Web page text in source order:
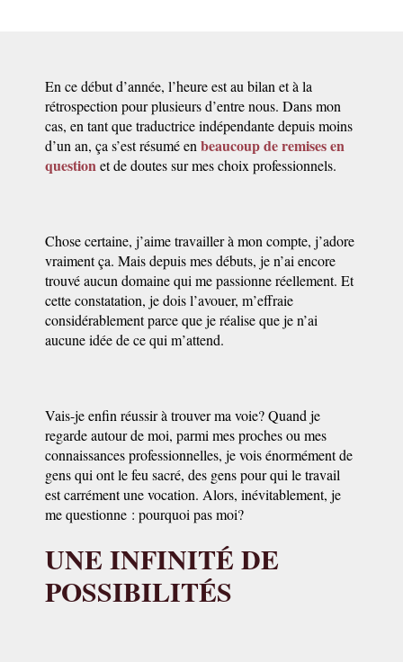
En ce début d’année, l’heure est au bilan et à la
rétrospection pour plusieurs d’entre nous. Dans mon
cas, en tant que traductrice indépendante depuis moins
d’un an, ça s’est résumé en beaucoup de remises en
questionet de doutes sur mes choix professionnels.
Chose certaine, j’aime travailler à mon compte, j’adore
vraiment ça. Mais depuis mes débuts, je n’ai encore
trouvé aucun domaine qui me passionne réellement. Et
cette constatation, je dois l’avouer, m’effraie
considérablement parce que je réalise que je n’ai
aucune idée de ce qui m’attend.
Vais-je enfin réussir à trouver ma voie? Quand je
regarde autour de moi, parmi mes proches ou mes
connaissances professionnelles, je vois énormément de
gens qui ont le feu sacré, des gens pour qui le travail
est carrément une vocation. Alors, inévitablement, je
me questionne : pourquoi pas moi?
UNE INFINITÉ DE
POSSIBILITÉS